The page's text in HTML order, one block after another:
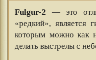
Fulgur-2 — это
«редкий», является
которым можно как
делать выстрелы с